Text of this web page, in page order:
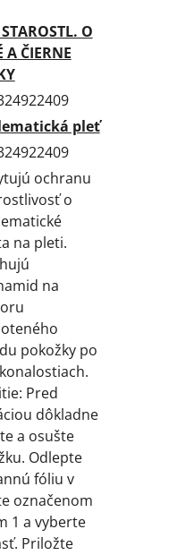
O
A ČIERNE
pleť
ochranu
o
na pleti.
na
pokožky po
Pred
dôkladne
a osušte
Odlepte
fóliu v
označenom
1 a vyberte
Priložte